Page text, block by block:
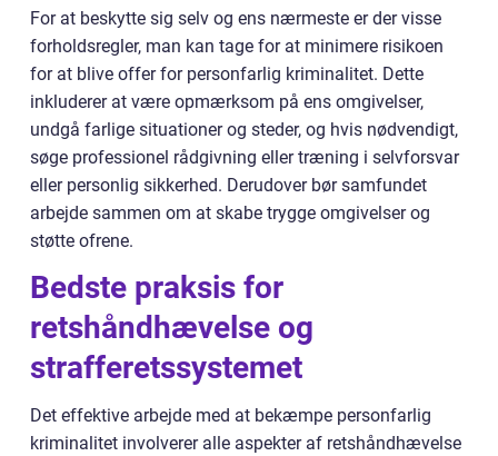
For at beskytte sig selv og ens nærmeste er der visse
forholdsregler, man kan tage for at minimere risikoen
for at blive offer for personfarlig kriminalitet. Dette
inkluderer at være opmærksom på ens omgivelser,
undgå farlige situationer og steder, og hvis nødvendigt,
søge professionel rådgivning eller træning i selvforsvar
eller personlig sikkerhed. Derudover bør samfundet
arbejde sammen om at skabe trygge omgivelser og
støtte ofrene.
Bedste praksis for
retshåndhævelse og
strafferetssystemet
Det effektive arbejde med at bekæmpe personfarlig
kriminalitet involverer alle aspekter af retshåndhævelse